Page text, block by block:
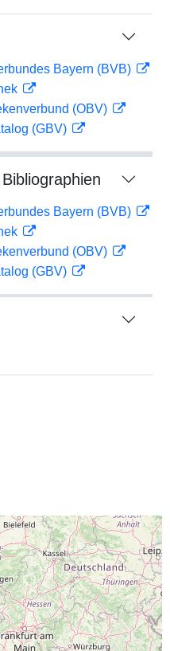
Bayern (BVB)
(OBV)
(GBV)
Bayern (BVB)
(OBV)
(GBV)